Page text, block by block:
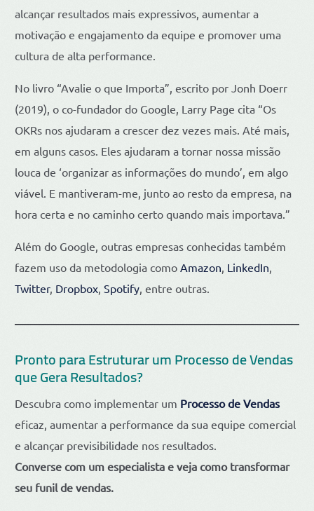
alcançar resultados mais expressivos, aumentar a
motivação e engajamento da equipe e promover uma
cultura de alta performance.
No livro “Avalie o que Importa”, escrito por Jonh Doerr
(2019), o co-fundador do Google, Larry Page cita “Os
OKRs nos ajudaram a crescer dez vezes mais. Até mais,
em alguns casos. Eles ajudaram a tornar nossa missão
louca de ‘organizar as informações do mundo’, em algo
viável. E mantiveram-me, junto ao resto da empresa, na
hora certa e no caminho certo quando mais importava.”
Além do Google, outras empresas conhecidas também
fazem uso da metodologia como Amazon LinkedIn
Twitter, Dropbox ,Spotify , entre outras.
Pronto para Estruturar um Processo de Vendas
que Gera Resultados?
Descubra como implementar um Processo de Vendas
eficaz, aumentar a performance da sua equipe comercial
e alcançar previsibilidade nos resultados.
Converse com um especialista e veja como transformar
seu funil de vendas.